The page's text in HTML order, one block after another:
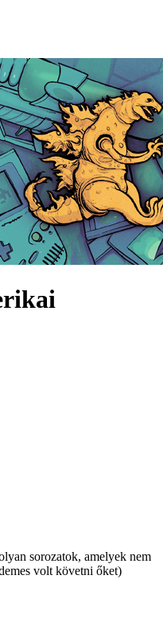
sorozatok, amelyek nem
volt követni őket)